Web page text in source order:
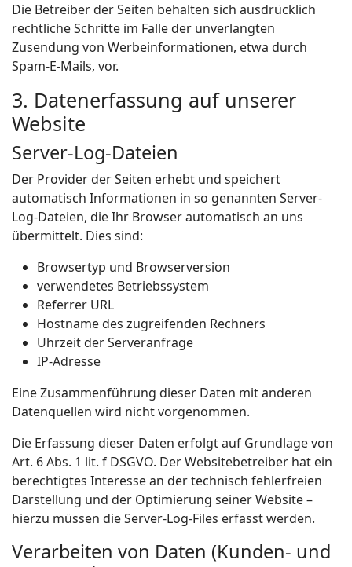
Die Betreiber der Seiten behalten sich ausdrücklich
rechtliche Schritte im Falle der unverlangten
Zusendung von Werbeinformationen, etwa durch
Spam-E-Mails, vor.
3. Datenerfassung auf unserer
Website
Server-Log-Dateien
Der Provider der Seiten erhebt und speichert
automatisch Informationen in so genannten Server-
Log-Dateien, die Ihr Browser automatisch an uns
übermittelt. Dies sind:
Browsertyp und Browserversion
verwendetes Betriebssystem
Referrer URL
Hostname des zugreifenden Rechners
Uhrzeit der Serveranfrage
IP-Adresse
Eine Zusammenführung dieser Daten mit anderen
Datenquellen wird nicht vorgenommen.
Die Erfassung dieser Daten erfolgt auf Grundlage von
Art. 6 Abs. 1 lit. f DSGVO. Der Websitebetreiber hat ein
berechtigtes Interesse an der technisch fehlerfreien
Darstellung und der Optimierung seiner Website –
hierzu müssen die Server-Log-Files erfasst werden.
Verarbeiten von Daten (Kunden- und